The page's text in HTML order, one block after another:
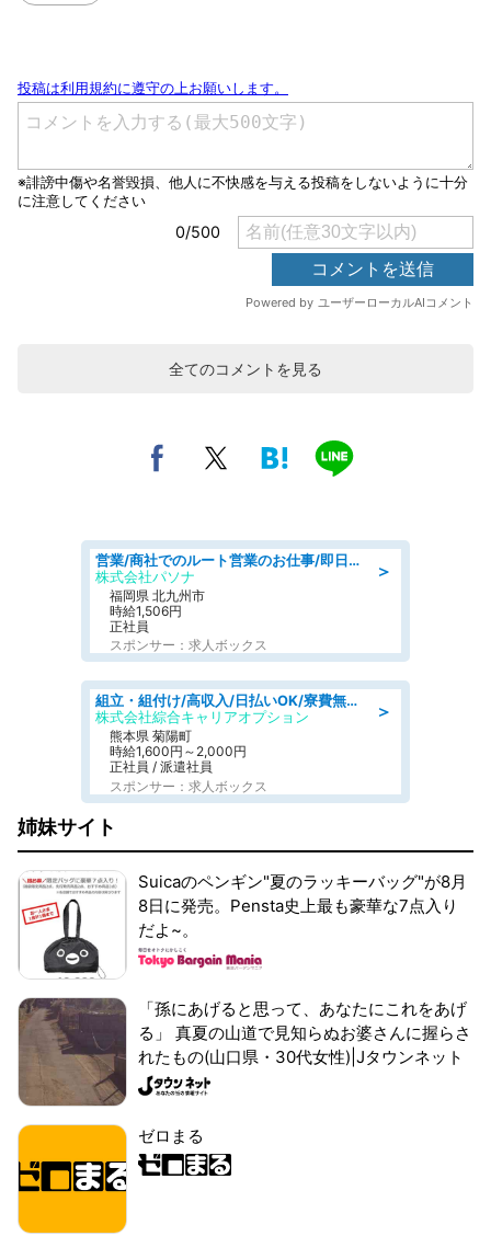
全てのコメントを見る
＞
営業/商社でのルート営業のお仕事/即日勤務可/車通勤可/営業
株式会社パソナ
福岡県 北九州市
時給1,506円
正社員
スポンサー：求人ボックス
＞
組立・組付け/高収入/日払いOK/寮費無料/交替制/20・30・40代活躍中
株式会社綜合キャリアオプション
熊本県 菊陽町
時給1,600円～2,000円
正社員 / 派遣社員
スポンサー：求人ボックス
姉妹サイト
Suicaのペンギン"夏のラッキーバッグ"が8月
8日に発売。Pensta史上最も豪華な7点入り
だよ~。
「孫にあげると思って、あなたにこれをあげ
る」 真夏の山道で見知らぬお婆さんに握らさ
れたもの(山口県・30代女性)|Jタウンネット
ゼロまる